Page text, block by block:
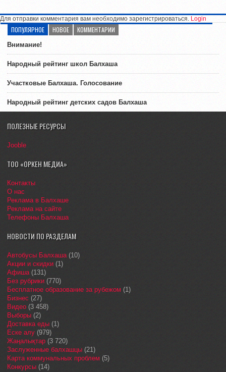
Для отправки комментария вам необходимо зарегистрироваться. Login
ПОПУЛЯРНОЕ НОВОЕ КОММЕНТАРИИ
Внимание!
Народный рейтинг школ Балхаша
Участковые Балхаша. Голосование
Народный рейтинг детских садов Балхаша
ПОЛЕЗНЫЕ РЕСУРСЫ
Jooble
ТОО «ОРКЕН МЕДИА»
Контакты
О нас
Реклама в Балхаше
Реклама на сайте
Телефоны Балхаша
НОВОСТИ ПО РАЗДЕЛАМ
Автобусы Балхаша(10)
Акции и скидки (1)
Афиша(131)
Без рубрики (770)
Бесплатное образование за рубежом (1)
Бизнес (27)
Видео (3 458)
Выборы (2)
Доставка еды (1)
Еске алу (979)
Жаңалықтар (3 720)
Заслуженные балхашцы (21)
Карта коммунальных проблем (5)
Конкурсы (14)